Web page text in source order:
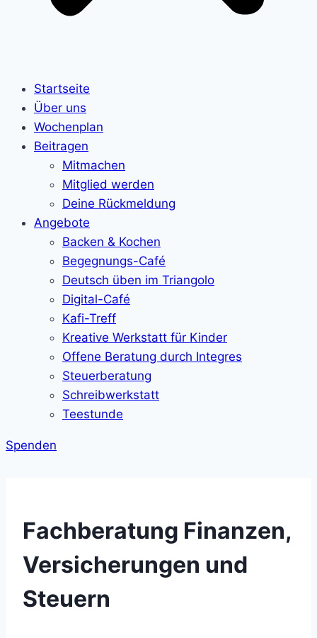
Startseite
Über uns
Wochenplan
Beitragen
Mitmachen
Mitglied werden
Deine Rückmeldung
Angebote
Backen & Kochen
Begegnungs-Café
Deutsch üben im Triangolo
Digital-Café
Kafi-Treff
Kreative Werkstatt für Kinder
Offene Beratung durch Integres
Steuerberatung
Schreibwerkstatt
Teestunde
Spenden
Fachberatung Finanzen,
Versicherungen und
Steuern